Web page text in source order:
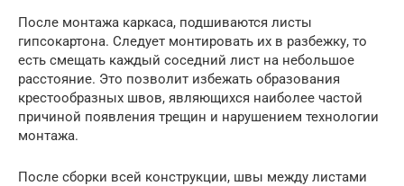
После монтажа каркаса, подшиваются листы
гипсокартона. Следует монтировать их в разбежку, то
есть смещать каждый соседний лист на небольшое
расстояние. Это позволит избежать образования
крестообразных швов, являющихся наиболее частой
причиной появления трещин и нарушением технологии
монтажа.
После сборки всей конструкции, швы между листами